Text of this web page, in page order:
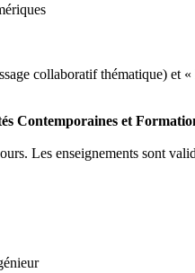
collaboratif thématique) et
Contemporaines et
Les enseignements sont